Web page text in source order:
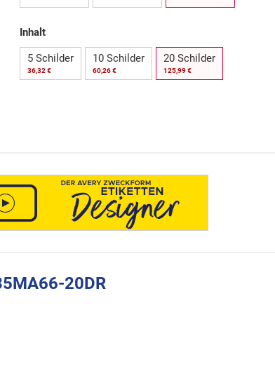
Inhalt
5 Schilder
36,32 €
10 Schilder
60,26 €
20 Schilder
125,99 €
20DR